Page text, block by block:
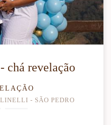
chá revelação
- SÃO PEDRO